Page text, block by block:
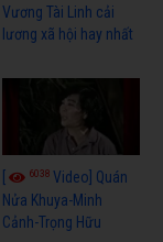
Vương Tài Linh cải
lương xã hội hay nhất
6038Video] Quán
Nửa Khuya-Minh
Cảnh-Trọng Hữu